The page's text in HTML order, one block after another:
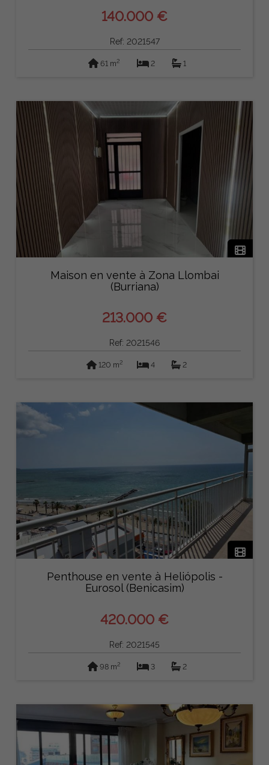
140.000 €
Ref: 2021547
61 m2 2 1
Maison en vente à Zona Llombai
(Burriana)
213.000 €
Ref: 2021546
120 m2 4 2
Penthouse en vente à Heliópolis -
Eurosol (Benicasim)
420.000 €
Ref: 2021545
98 m2 3 2